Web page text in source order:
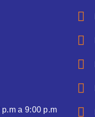
a 9:00 p.m